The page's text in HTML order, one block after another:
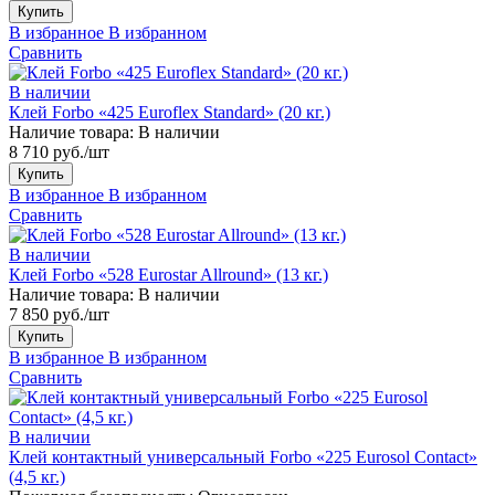
Купить
В избранное В избранном
Сравнить
В наличии
Клей Forbo «425 Euroflex Standard» (20 кг.)
Наличие товара: В наличии
8 710 руб./шт
Купить
В избранное В избранном
Сравнить
В наличии
Клей Forbo «528 Eurostar Allround» (13 кг.)
Наличие товара: В наличии
7 850 руб./шт
Купить
В избранное В избранном
Сравнить
В наличии
Клей контактный универсальный Forbo «225 Eurosol Contact»
(4,5 кг.)